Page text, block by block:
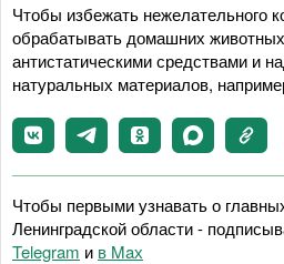
Чтобы избежать нежелательного
обрабатывать домашних
антистатическими средствами и
натуральных материалов,
Чтобы первыми узнавать о
Ленинградской области -
Telegram и в Maх